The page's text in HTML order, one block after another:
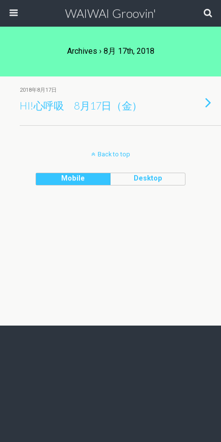
WAIWAI Groovin'
Archives › 8月 17th, 2018
2018年8月17日
HI!心呼吸 8月17日（金）
Back to top
Mobile Desktop